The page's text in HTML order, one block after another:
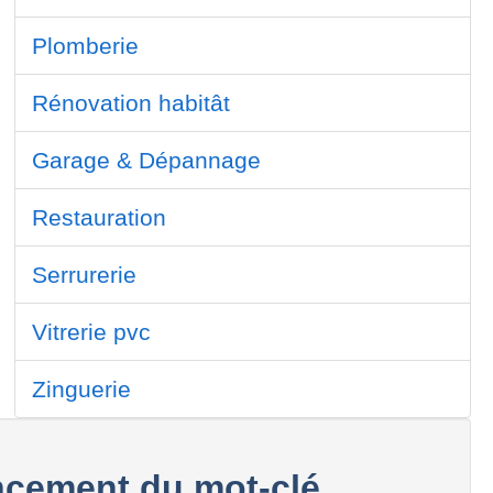
Plomberie
Rénovation habitât
Garage & Dépannage
Restauration
Serrurerie
Vitrerie pvc
Zinguerie